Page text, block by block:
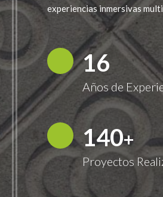
experiencias inmersivas
18
Años de
149+
Proyectos